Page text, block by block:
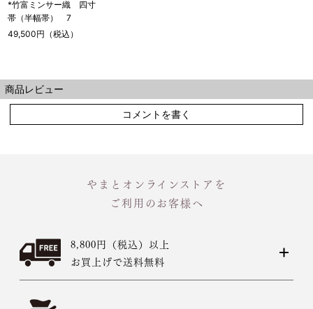
*竹富ミンサー織 四寸
帯（半幅帯） 7
49,500円（税込）
商品レビュー
コメントを書く
やまとオンラインストアを
ご利用のお客様へ
8,800円（税込）以上
お買上げで送料無料